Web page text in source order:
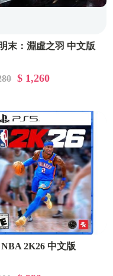
末：淵虛之羽 中文版
$ 1,260
NBA 2K26 中文版